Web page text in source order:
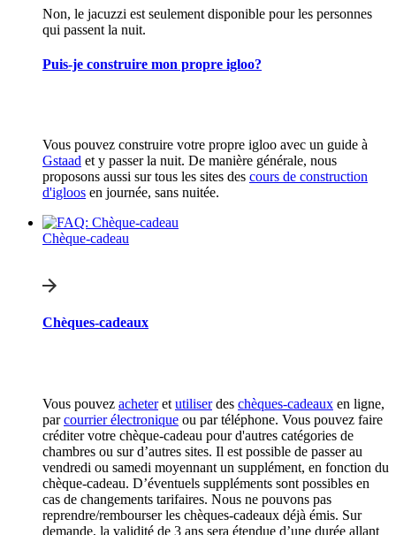
Non, le jacuzzi est seulement disponible pour les personnes
qui passent la nuit.
Puis-je construire mon propre igloo?
Vous pouvez construire votre propre igloo avec un guide à
Gstaad et y passer la nuit. De manière générale, nous
proposons aussi sur tous les sites des cours de construction
d'igloos en journée, sans nuitée.
Chèque-cadeau
Chèques-cadeaux
Vous pouvez acheteret utiliserdes chèques-cadeaux en ligne,
parcourrier électronique ou par téléphone. Vous pouvez faire
créditer votre chèque-cadeau pour d'autres catégories de
chambres ou sur d’autres sites. Il est possible de passer au
vendredi ou samedi moyennant un supplément, en fonction du
chèque-cadeau. D’éventuels suppléments sont possibles en
cas de changements tarifaires. Nous ne pouvons pas
reprendre/rembourser les chèques-cadeaux déjà émis. Sur
demande, la validité de 3 ans sera étendue d’une durée allant